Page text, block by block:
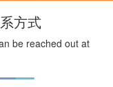
方式
be reached out at